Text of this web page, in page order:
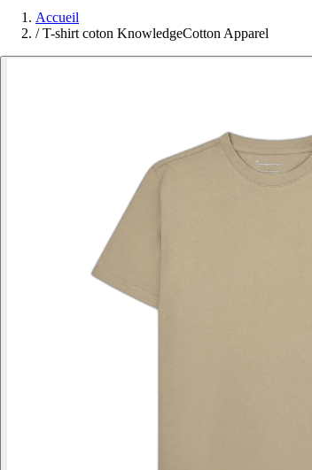
Accueil
/ T-shirt coton KnowledgeCotton Apparel